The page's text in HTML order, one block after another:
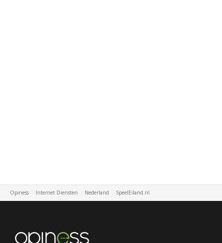
Opiness Internet Diensten Nederland SpeelEiland.nl